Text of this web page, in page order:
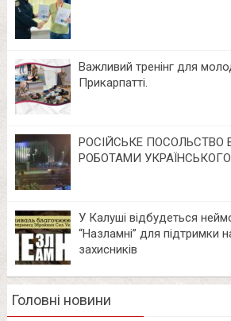
Важливий тренінг для
Прикарпатті.
РОСІЙСЬКЕ ПОСОЛЬСТВО
РОБОТАМИ
У Калуші відбудеться
“Назламні” для підтримки
захисників
Головні новини